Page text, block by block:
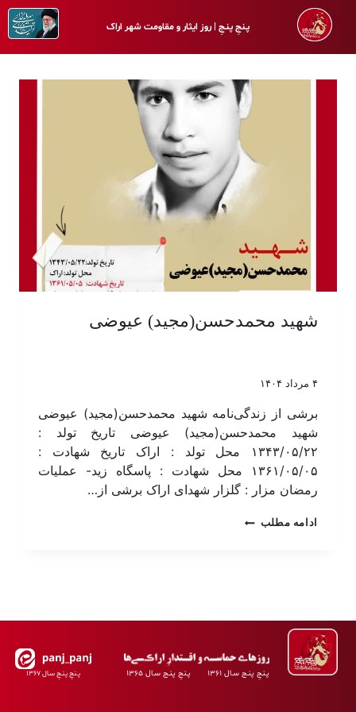
پـنجِ پنـجِ | روز ایثار و مقاومت شهر اراک
شهید محمدحسن(مجید) عیوضی
۴ مرداد ۱۴۰۴
برشی از زندگی‌نامه شهید محمدحسن(مجید) عیوضی
شهید محمدحسن(مجید) عیوضی تاریخ تولد :
۱۳۴۳/۰۵/۲۲ محل تولد : اراک تاریخ شهادت :
۱۳۶۱/۰۵/۰۵ محل شهادت : پاسگاه زید- عملیات
رمضان مزار : گلزار شهدای اراک برشی از…
ادامه مطلب
پـنجِ پنـج سـال ۱۳۶۱ پـنجِ پنـج سـال ۱۳۶۵ پـنجِ پنـجِ سـال ۱۳۶۷